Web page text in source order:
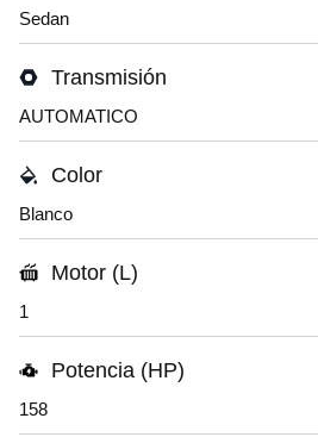
Sedan
Transmisión
AUTOMATICO
Color
Blanco
Motor (L)
1
Potencia (HP)
158